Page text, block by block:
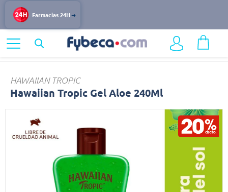
Farmacias 24H
Dermocosmética Hawaiian
HAWAIIAN TROPIC
Hawaiian Tropic Gel Aloe 240Ml